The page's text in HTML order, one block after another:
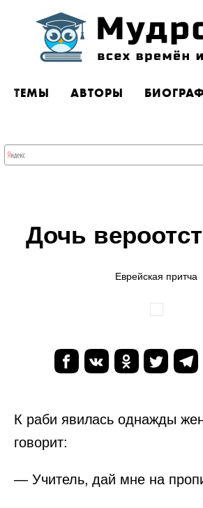
ТЕМЫ АВТОРЫ
Дочь
Еврейская притча
К раби явилась однажды
говорит:
— Учитель, дай мне на